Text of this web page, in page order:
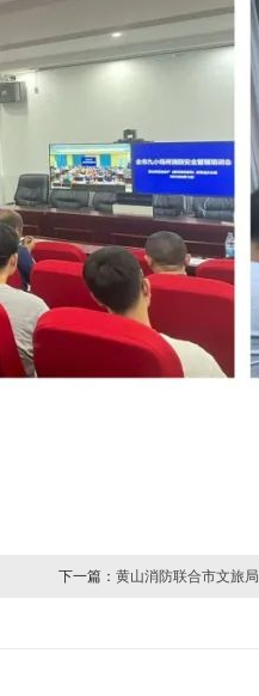
下一篇： 黄山消防联合市文旅